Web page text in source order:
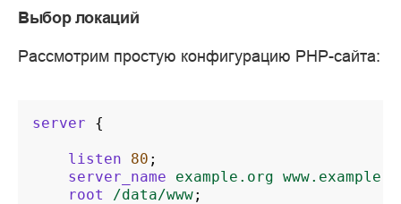
Выбор локаций
Рассмотрим простую конфигурацию PHP-сайта:
server {
listen 80 ;
server_name
example.org
root
/data/www;